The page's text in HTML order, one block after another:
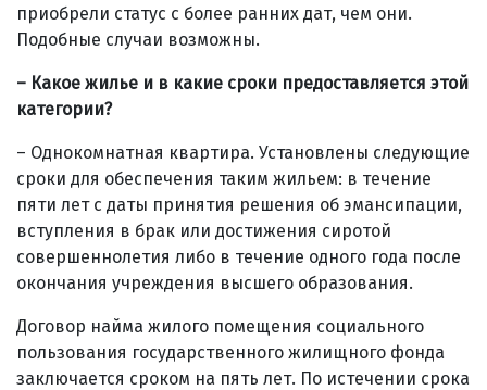
приобрели статус с более ранних дат, чем они.
Подобные случаи возможны.
– Какое жилье и в какие сроки предоставляется этой
категории?
– Однокомнатная квартира. Установлены следующие
сроки для обеспечения таким жильем: в течение
пяти лет с даты принятия решения об эмансипации,
вступления в брак или достижения сиротой
совершеннолетия либо в течение одного года после
окончания учреждения высшего образования.
Договор найма жилого помещения социального
пользования государственного жилищного фонда
заключается сроком на пять лет. По истечении срока